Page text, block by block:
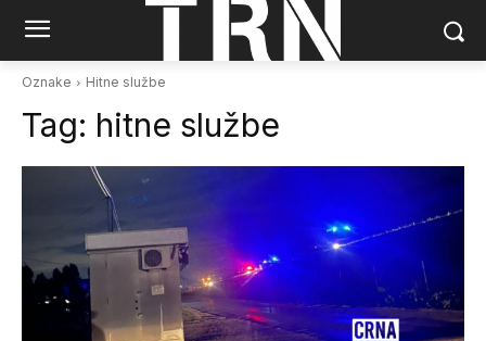
Oznake Hitne službe
Tag: hitne službe